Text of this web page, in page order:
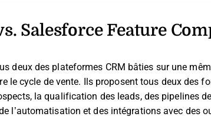
Salesforce Feature
deux des plateformes CRM bâties sur une
le cycle de vente. Ils proposent tous deux des
la qualification des leads, des pipelines
l’automatisation et des intégrations avec des